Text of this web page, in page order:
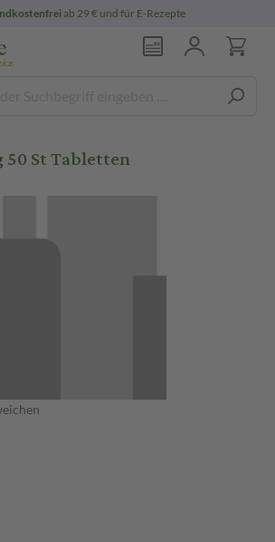
ab 29 € und für E-Rezepte
50 St Tabletten